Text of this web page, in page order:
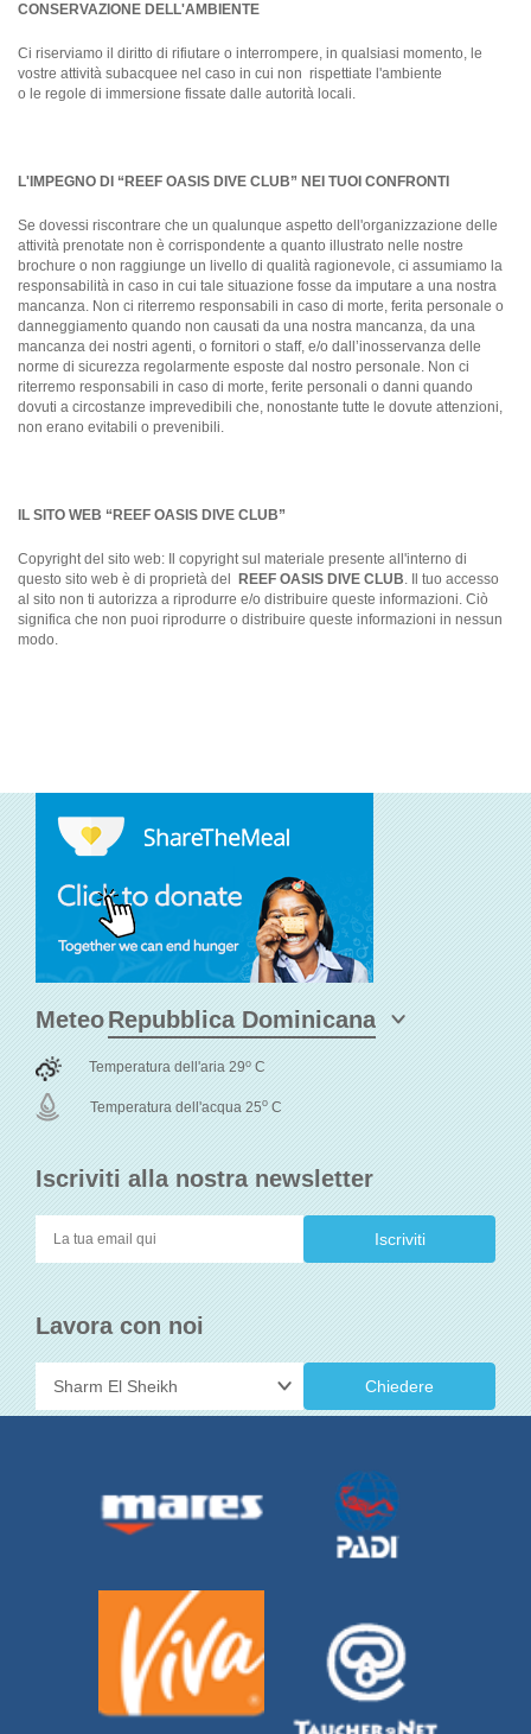
CONSERVAZIONE DELL'AMBIENTE
Ci riserviamo il diritto di rifiutare o interrompere, in qualsiasi momento, le
vostre attività subacquee nel caso in cui non rispettiate l'ambiente
o le regole di immersione fissate dalle autorità locali.
L'IMPEGNO DI “REEF OASIS DIVE CLUB” NEI TUOI CONFRONTI
Se dovessi riscontrare che un qualunque aspetto dell'organizzazione delle
attività prenotate non è corrispondente a quanto illustrato nelle nostre
brochure o non raggiunge un livello di qualità ragionevole, ci assumiamo la
responsabilità in caso in cui tale situazione fosse da imputare a una nostra
mancanza. Non ci riterremo responsabili in caso di morte, ferita personale o
danneggiamento quando non causati da una nostra mancanza, da una
mancanza dei nostri agenti, o fornitori o staff, e/o dall’inosservanza delle
norme di sicurezza regolarmente esposte dal nostro personale. Non ci
riterremo responsabili in caso di morte, ferite personali o danni quando
dovuti a circostanze imprevedibili che, nonostante tutte le dovute attenzioni,
non erano evitabili o prevenibili.
IL SITO WEB “REEF OASIS DIVE CLUB”
Copyright del sito web: Il copyright sul materiale presente all'interno di
questo sito web è di proprietà del
REEF OASIS DIVE CLUB. Il tuo accesso
al sito non ti autorizza a riprodurre e/o distribuire queste informazioni. Ciò
significa che non puoi riprodurre o distribuire queste informazioni in nessun
modo.
Iscriviti alla nostra newsletter
Lavora con noi
Chiedere
Meteo
Temperatura dell'aria 29o C
Temperatura dell'acqua 25o C